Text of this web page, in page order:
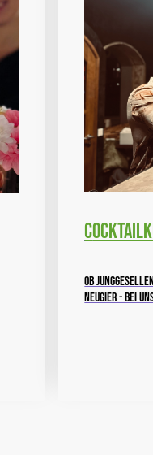
C
Ob
neugier - bei